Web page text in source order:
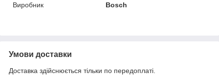
Виробник
Bosch
Умови доставки
Доставка здійснюється тільки по передоплаті.